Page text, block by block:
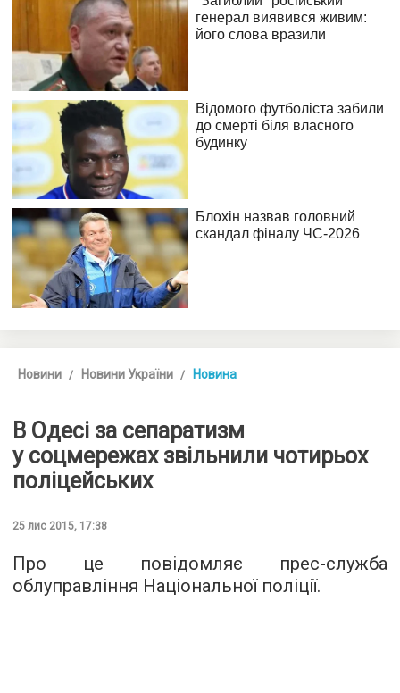
Новини Новини України Новина
В Одесі за сепаратизм
у соцмережах звільнили чотирьох
поліцейських
25 лис 2015, 17:38
Про це повідомляє прес-служба
облуправління Національної поліції.